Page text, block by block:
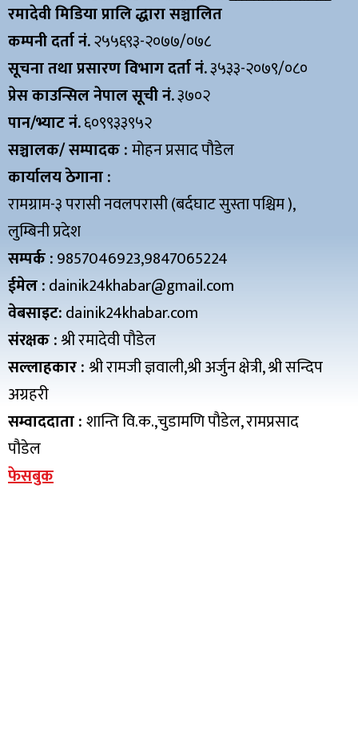
रमादेवी मिडिया प्रालि द्धारा सञ्चालित
कम्पनी दर्ता नं.२५५६९३-२०७७/०७८
सूचना तथा प्रसारण विभाग दर्ता नं.३५३३-२०७९/०८०
प्रेस काउन्सिल नेपाल सूची नं.३७०२
पान/भ्याट नं.६०९९३३९५२
सञ्चालक/ सम्पादक :मोहन प्रसाद पौडेल
कार्यालय ठेगाना :
रामग्राम-३ परासी नवलपरासी (बर्दघाट सुस्ता पश्चिम ),
लुम्बिनी प्रदेश
सम्पर्क :9857046923,9847065224
ईमेल :dainik24khabar@gmail.com
वेबसाइट:dainik24khabar.com
संरक्षक :श्री रमादेवी पौडेल
सल्लाहकार :श्री रामजी ज्ञवाली,श्री अर्जुन क्षेत्री, श्री सन्दिप
अग्रहरी
सम्वाददाता :शान्ति वि.क.,चुडामणि पौडेल, रामप्रसाद
पौडेल
फेसबुक